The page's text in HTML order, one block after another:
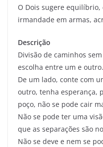
O Dois sugere equilíbrio,
irmandade em armas,
Descrição
Divisão de caminhos
escolha entre um e outro.
De um lado, conte com
outro, tenha esperança,
poço, não se pode cair
Não se pode ter uma
que as separações são
Não se deve e nem se